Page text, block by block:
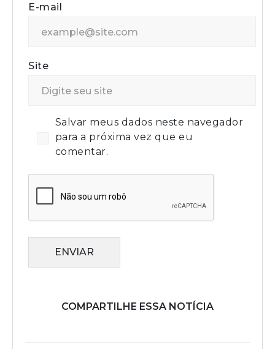
E-mail
Site
Salvar meus dados neste navegador
para a próxima vez que eu
comentar.
ENVIAR
COMPARTILHE ESSA NOTÍCIA